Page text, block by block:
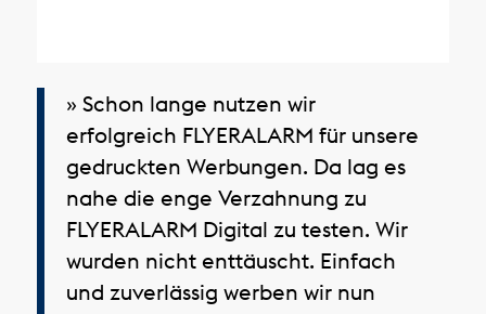
» Schon lange nutzen wir
erfolgreich FLYERALARM für unsere
gedruckten Werbungen. Da lag es
nahe die enge Verzahnung zu
FLYERALARM Digital zu testen. Wir
wurden nicht enttäuscht. Einfach
und zuverlässig werben wir nun